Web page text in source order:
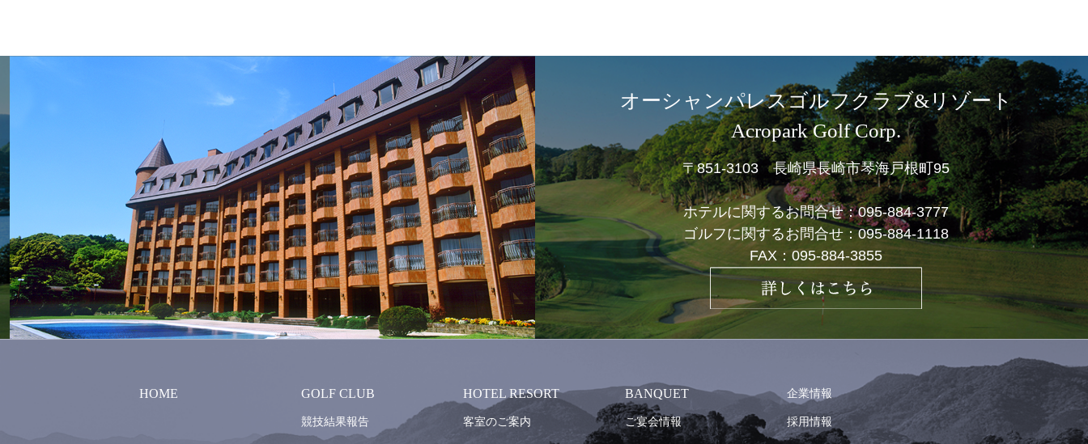
オーシャンパレスゴルフクラブ&リゾート
Acropark Golf Corp.
〒851-3103 長崎県長崎市琴海戸根町95
ホテルに関するお問合せ：095-884-3777
ゴルフに関するお問合せ：095-884-1118
FAX：095-884-3855
HOME GOLF CLUB
競技結果報告
HOTEL RESORT
客室のご案内
BANQUET
ご宴会情報
企業情報
採用情報